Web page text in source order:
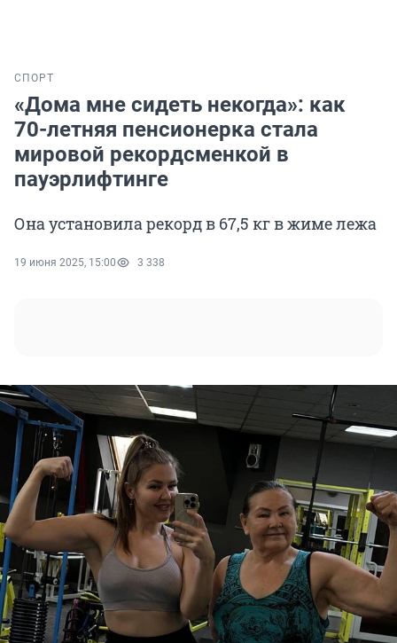
СПОРТ
«Дома мне сидеть некогда»: как
70-летняя пенсионерка стала
мировой рекордсменкой в
пауэрлифтинге
Она установила рекорд в 67,5 кг в жиме лежа
19 июня 2025, 15:00 3 338